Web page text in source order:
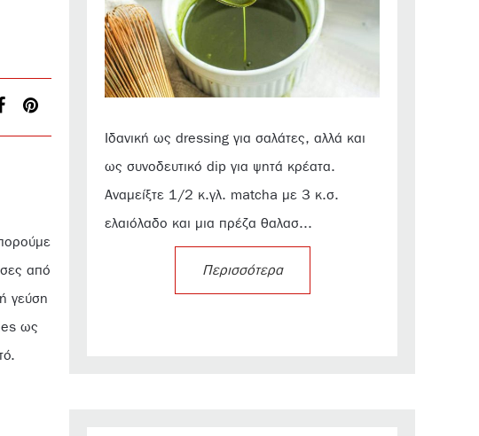
από
γεύση
ως
Ιδανική ως dressing για σαλάτες, αλλά και
ως συνοδευτικό dip για ψητά κρέατα.
Αναμείξτε 1/2 κ.γλ. matcha με 3 κ.σ.
ελαιόλαδο και μια πρέζα θαλασ...
Περισσότερα